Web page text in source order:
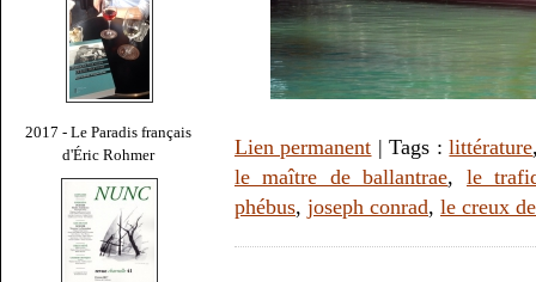
2017 - Le Paradis français
d'Éric Rohmer
Lien permanent | Tags :littérature
le maître de ballantrae, le
phébus, joseph conrad, le creux